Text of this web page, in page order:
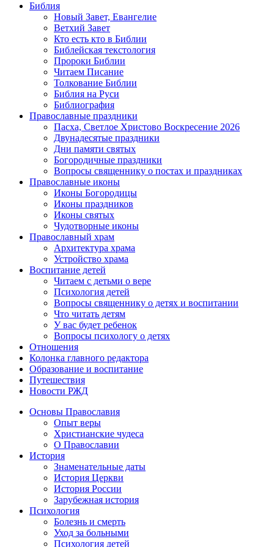
Библия
Новый Завет, Евангелие
Ветхий Завет
Кто есть кто в Библии
Библейская текстология
Пророки Библии
Читаем Писание
Толкование Библии
Библия на Руси
Библиография
Православные праздники
Пасха, Светлое Христово Воскресение 2026
Двунадесятые праздники
Дни памяти святых
Богородичные праздники
Вопросы священнику о постах и праздниках
Православные иконы
Иконы Богородицы
Иконы праздников
Иконы святых
Чудотворные иконы
Православный храм
Архитектура храма
Устройство храма
Воспитание детей
Читаем с детьми о вере
Психология детей
Вопросы священнику о детях и воспитании
Что читать детям
У вас будет ребенок
Вопросы психологу о детях
Отношения
Колонка главного редактора
Образование и воспитание
Путешествия
Новости РЖД
Основы Православия
Опыт веры
Христианские чудеса
О Православии
История
Знаменательные даты
История Церкви
История России
Зарубежная история
Психология
Болезнь и смерть
Уход за больными
Психология детей